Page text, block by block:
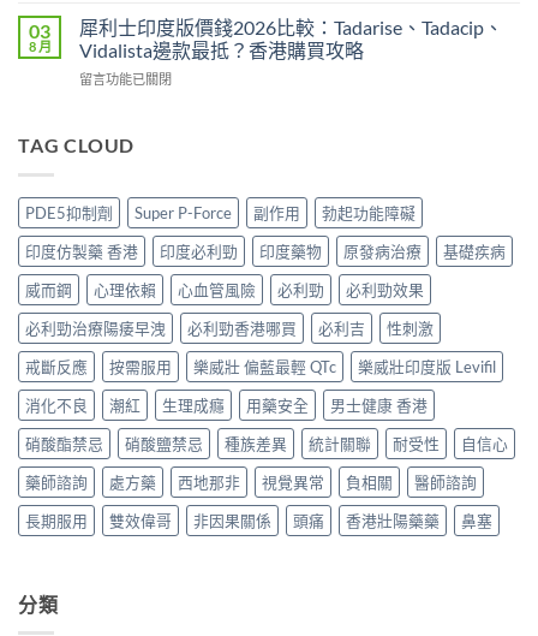
攻
略：
貨
點
＋
3
招
辨
別
假〉
中
貨？
2026
錢、
與
攻
略〉
中
藍
P
港
買
2026
雙
效
偉
價
錢、
效
果
與
購
買
攻
略〉
中
利
勁
印
度
60
邊
度
買
正
貨？
2026
價
錢、
效
果
與
購
買
攻
略〉
中
03
8 月
犀利士印度版價錢2026比較：Tadarise、Tadacip、
Vidalista邊款最抵？香港購買攻略
在
士
版
價
錢
2026
比
較：
Tadarise、
Tadacip、
Vidalista
邊
款
最
抵？
香
港
購
買
留言功能已關閉
TAG CLOUD
PDE5抑制劑 Super P-Force 副作用
勃起功能障礙
印度仿製藥 香港
印度必利勁 印度藥物 原發病治療
基礎疾病
威而鋼
心理依賴 心血管風險 必利勁
必利勁效果
必利勁治療陽痿早洩
必利勁香港哪買 必利吉
性刺激
戒斷反應
按需服用 樂威壯 偏藍最輕 QTc
樂威壯印度版 Levifil
消化不良
潮紅 生理成癮 用藥安全
男士健康 香港
硝酸酯禁忌
硝酸鹽禁忌 種族差異 統計關聯 耐受性
自信心
藥師諮詢
處方藥 西地那非 視覺異常 負相關
醫師諮詢
長期服用
雙效偉哥 非因果關係 頭痛 香港壯陽藥藥 鼻塞
分類